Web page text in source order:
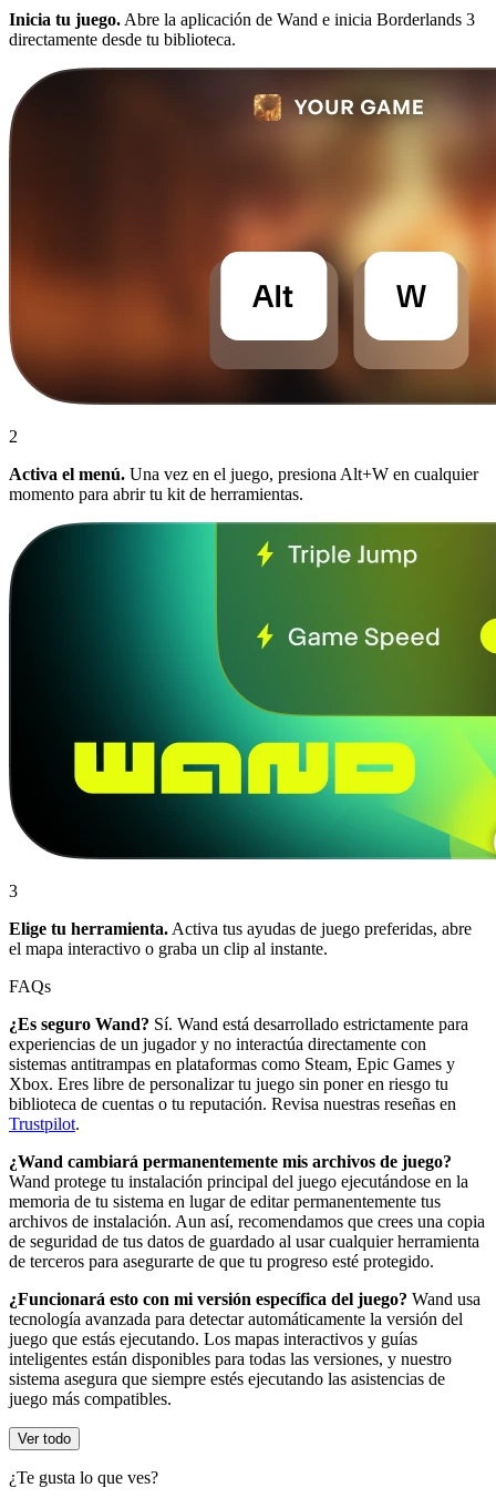
Inicia tu juego. Abre la aplicación de Wand e inicia Borderlands 3
directamente desde tu biblioteca.
2
Activa el menú. Una vez en el juego, presiona Alt+W en cualquier
momento para abrir tu kit de herramientas.
3
Elige tu herramienta. Activa tus ayudas de juego preferidas, abre
el mapa interactivo o graba un clip al instante.
FAQs
¿Es seguro Wand? Sí. Wand está desarrollado estrictamente para
experiencias de un jugador y no interactúa directamente con
sistemas antitrampas en plataformas como Steam, Epic Games y
Xbox. Eres libre de personalizar tu juego sin poner en riesgo tu
biblioteca de cuentas o tu reputación. Revisa nuestras reseñas en
Trustpilot.
¿Wand cambiará permanentemente mis archivos de juego?
Wand protege tu instalación principal del juego ejecutándose en la
memoria de tu sistema en lugar de editar permanentemente tus
archivos de instalación. Aun así, recomendamos que crees una copia
de seguridad de tus datos de guardado al usar cualquier herramienta
de terceros para asegurarte de que tu progreso esté protegido.
¿Funcionará esto con mi versión específica del juego? Wand usa
tecnología avanzada para detectar automáticamente la versión del
juego que estás ejecutando. Los mapas interactivos y guías
inteligentes están disponibles para todas las versiones, y nuestro
sistema asegura que siempre estés ejecutando las asistencias de
juego más compatibles.
Ver todo
¿Te gusta lo que ves?